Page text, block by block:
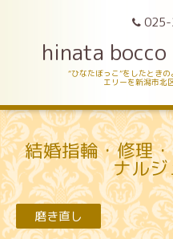
025-
hinata
“ひなたぼっこ”をしたとき
エリーを新潟市北
結婚指輪・修理
ナル
磨き直し